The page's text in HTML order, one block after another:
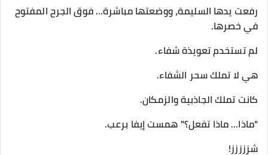
رفعت يدها السليمة، ووضعتها مباشرة... فوق الجرح المفتوح
في خصرها.
​لم تستخدم تعويذة شفاء.
هي لا تملك سحر الشفاء.
كانت تملك الجاذبية والزمكان.
​"ماذا... ماذا تفعل؟" همست إيفا برعب.
​شززززز!